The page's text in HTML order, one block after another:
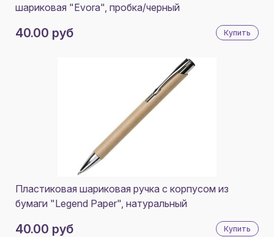
НАТУРАЛЬНЫЙ/ЧЕРНЫЙ
шариковая "Evora", пробка/черный
40.00 руб Купить
Пластиковая шариковая ручка с корпусом из
бумаги "Legend Paper", натуральный
40.00 руб Купить